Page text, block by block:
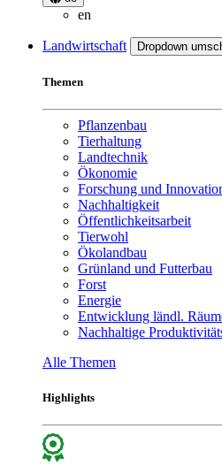
en
Landwirtschaft Dropdown
Themen
Pflanzenbau
Tierhaltung
Landtechnik
Ökonomie
Forschung und
Nachhaltigkeit
Öffentlichkeitsarbeit
Tierwohl
Ökolandbau
Grünland und Futterbau
Forst
Energie
Entwicklung ländl.
Nachhaltige
Alle Themen
Highlights